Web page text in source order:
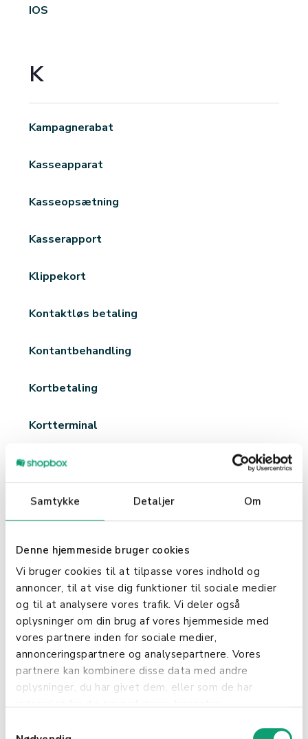
Samtykke Detaljer Om
Denne hjemmeside bruger cookies
Vi bruger cookies til at tilpasse vores indhold og
annoncer, til at vise dig funktioner til sociale medier
og til at analysere vores trafik. Vi deler også
oplysninger om din brug af vores hjemmeside med
vores partnere inden for sociale medier,
annonceringspartnere og analysepartnere. Vores
partnere kan kombinere disse data med andre
oplysninger, du har givet dem, eller som de har
IOS
K
Kampagnerabat
Kasseapparat
Kasseopsætning
Kasserapport
Klippekort
Kontaktløs betaling
Kontantbehandling
Kortbetaling
Kortterminal
KPI
Kredit
Kreditnota
Kundegruppe
Kundehåndtering
Kundeklub